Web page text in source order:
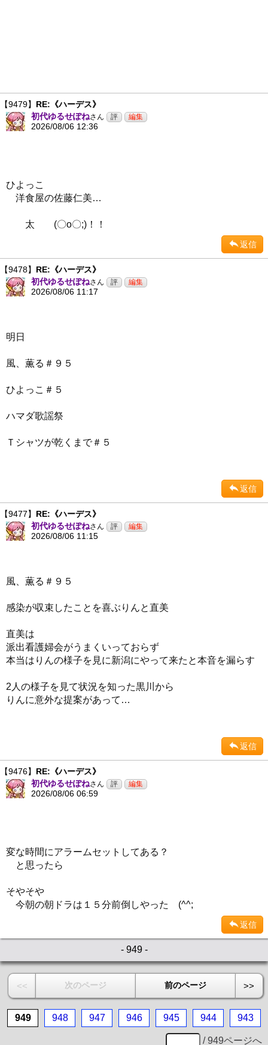
【9479】 RE:《ハーデス》
初代ゆるせぽねさん
2026/08/06 12:36
ひよっこ
洋食屋の佐藤仁美…
太 (〇o〇;)！！
返信
【9478】 RE:《ハーデス》
初代ゆるせぽねさん
2026/08/06 11:17
明日
風、薫る＃９５
ひよっこ＃５
ハマダ歌謡祭
Ｔシャツが乾くまで＃５
返信
【9477】 RE:《ハーデス》
初代ゆるせぽねさん
2026/08/06 11:15
風、薫る＃９５
感染が収束したことを喜ぶりんと直美
直美は
派出看護婦会がうまくいっておらず
本当はりんの様子を見に新潟にやって来たと本音を漏らす
2人の様子を見て状況を知った黒川から
りんに意外な提案があって…
返信
【9476】 RE:《ハーデス》
初代ゆるせぽねさん
2026/08/06 06:59
変な時間にアラームセットしてある？
と思ったら
そやそや
今朝の朝ドラは１５分前倒しやった (^^;
返信
- 949 -
<< 次のページ 前のページ >>
949 948 947 946 945 944 943
/ 949ページへ